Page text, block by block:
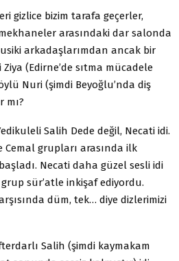
gizlice bizim tarafa geçerler,
arasındaki dar salonda
arkadaşlarımdan ancak bir
(Edirne’de sıtma mücadele
Nuri (şimdi Beyoğlu’nda diş
mı?
Salih Dede değil, Necati idi.
Cemal grupları arasında ilk
Necati daha güzel sesli idi
sür’atle inkişaf ediyordu.
düm, tek… diye dizlerimizi
Salih (şimdi kaymakam